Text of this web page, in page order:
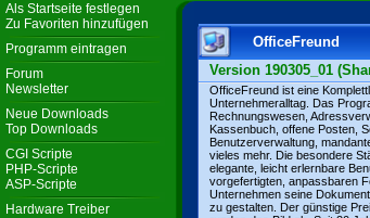
Als Startseite festlegen
Zu Favoriten hinzufügen
Programm eintragen
Forum
Newsletter
Neue Downloads
Top Downloads
CGI Scripte
PHP-Scripte
ASP-Scripte
Hardware Treiber
OfficeFreund
Version 190305_01
OfficeFreund ist eine
Unternehmeralltag. Das
Rechnungswesen,
Kassenbuch, offene Posten,
Benutzerverwaltung,
vieles mehr. Die besondere
elegante, leicht erlernbare
vorgefertigten, anpassbaren
Unternehmen seine
zu gestalten. Der günstige